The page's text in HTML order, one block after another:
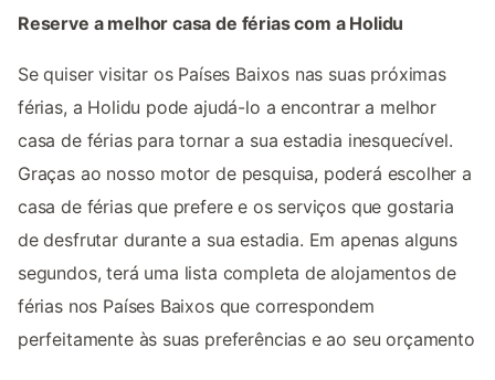
Reserve a melhor casa de férias com a Holidu
Se quiser visitar os Países Baixos nas suas próximas
férias, a Holidu pode ajudá-lo a encontrar a melhor
casa de férias para tornar a sua estadia inesquecível.
Graças ao nosso motor de pesquisa, poderá escolher a
casa de férias que prefere e os serviços que gostaria
de desfrutar durante a sua estadia. Em apenas alguns
segundos, terá uma lista completa de alojamentos de
férias nos Países Baixos que correspondem
perfeitamente às suas preferências e ao seu orçamento